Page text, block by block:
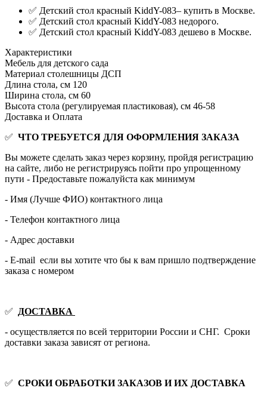
✅ Детский стол красный KiddY-083– купить в Москве.
✅ Детский стол красный KiddY-083 недорого.
✅ Детский стол красный KiddY-083 дешево в Москве.
Характеристики
Мебель для детского сада
Материал столешницы ДСП
Длина стола, см 120
Ширина стола, см 60
Высота стола (регулируемая пластиковая), см 46-58
Доставка и Оплата
✅ ЧТО ТРЕБУЕТСЯ ДЛЯ ОФОРМЛЕНИЯ ЗАКАЗА
Вы можете сделать заказ через корзину, пройдя регистрацию
на сайте, либо не регистрируясь пойти про упрощенному
пути - Предоставьте пожалуйста как минимум
- Имя (Лучше ФИО) контактного лица
- Телефон контактного лица
- Адрес доставки
- E-mail если вы хотите что бы к вам пришло подтверждение
заказа с номером
✅
ДОСТАВКА
- осуществляется по всей территории России и СНГ. Сроки
доставки заказа зависят от региона.
✅ СРОКИ ОБРАБОТКИ ЗАКАЗОВ И ИХ ДОСТАВКА